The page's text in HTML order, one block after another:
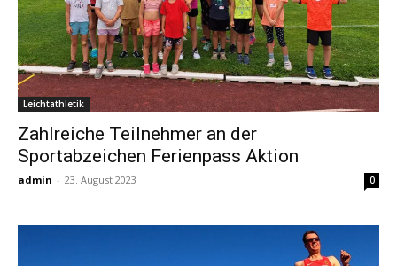
Leichtathletik
Zahlreiche Teilnehmer an der
Sportabzeichen Ferienpass Aktion
admin - 23. August 2023 0